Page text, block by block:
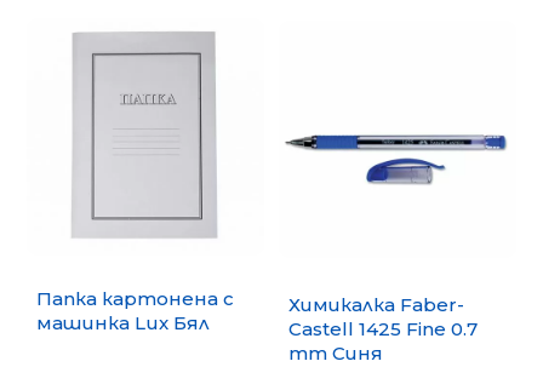
Папка картонена с
машинка Lux Бял
Химикалка Faber-
Castell 1425 Fine 0.7
mm Синя